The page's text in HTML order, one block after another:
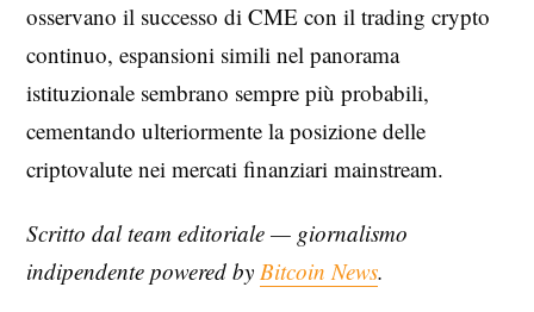
osservano il successo di CME con il trading crypto
continuo, espansioni simili nel panorama
istituzionale sembrano sempre più probabili,
cementando ulteriormente la posizione delle
criptovalute nei mercati finanziari mainstream.
Scritto dal team editoriale — giornalismo
indipendente powered by Bitcoin News.